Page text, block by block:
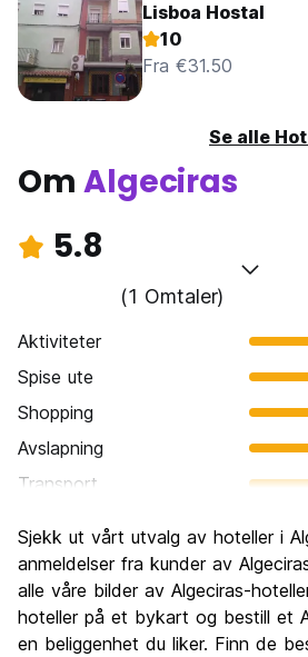
Lisboa Hostal
10
Fra €31.50
Se alle
OmAlgeciras
5.8
(1 Omtaler)
Aktiviteter
Spise ute
Shopping
Avslapning
Transport
Kultur
Feste
Verdi for pengene
Sjekk ut vårt utvalg av hoteller i
anmeldelser fra kunder av
alle våre bilder av Algeciras-
hoteller på et bykart og bestill et
en beliggenhet du liker. Finn de